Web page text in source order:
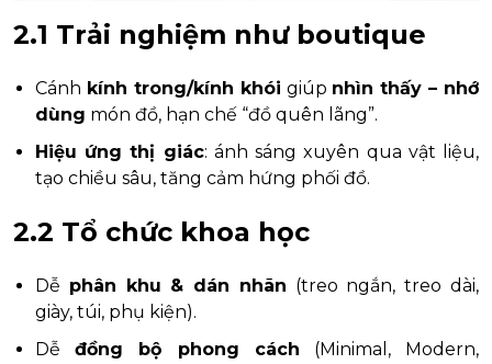
2.1 Trải nghiệm như boutique
Cánh kính trong/kính khói giúp nhìn thấy – nhớ
dùng món đồ, hạn chế “đồ quên lãng”.
Hiệu ứng thị giác: ánh sáng xuyên qua vật liệu,
tạo chiều sâu, tăng cảm hứng phối đồ.
2.2 Tổ chức khoa học
Dễ phân khu & dán nhãn (treo ngắn, treo dài,
giày, túi, phụ kiện).
Dễđồng bộ phong cách (Minimal, Modern,